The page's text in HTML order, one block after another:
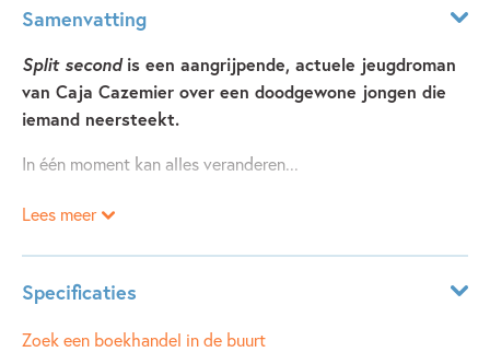
Samenvatting
Split secondis een aangrijpende, actuele jeugdroman
van Caja Cazemier over een doodgewone jongen die
iemand neersteekt.
In één moment kan alles veranderen...
Zijn vrienden hebben allemaal een mes op zak, en dus is dat
het ook écht gebruikt, daar denkt Thijs niet over na. Tot het
te laat is…
Lees meer
Specificaties
Leeftijdsindicatie: 13 - 16 jaar
Zoek een boekhandel in de buurt